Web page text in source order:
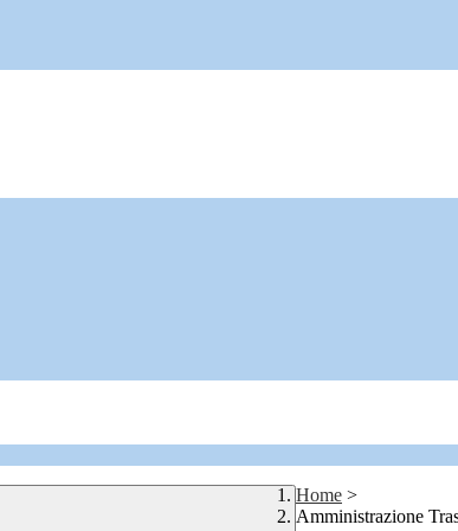
Home >
Amministrazione